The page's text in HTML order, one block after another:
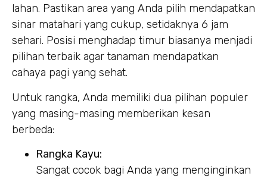
lahan. Pastikan area yang Anda pilih mendapatkan
sinar matahari yang cukup, setidaknya 6 jam
sehari. Posisi menghadap timur biasanya menjadi
pilihan terbaik agar tanaman mendapatkan
cahaya pagi yang sehat.
Untuk rangka, Anda memiliki dua pilihan populer
yang masing-masing memberikan kesan
berbeda:
Rangka Kayu:
Sangat cocok bagi Anda yang menginginkan